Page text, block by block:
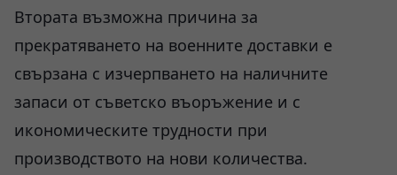
Втората възможна причина за
прекратяването на военните доставки е
свързана с изчерпването на наличните
запаси от съветско въоръжение и с
икономическите трудности при
производството на нови количества.